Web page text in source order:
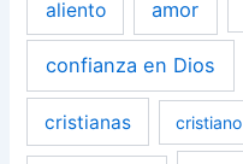
aliento amor
confianza en Dios
cristianas cristiano